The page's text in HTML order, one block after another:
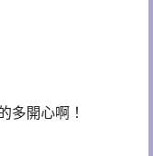
多開心啊！